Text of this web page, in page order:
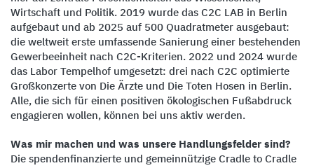
Wirtschaft und Politik. 2019 wurde das C2C LAB in Berlin
aufgebaut und ab 2025 auf 500 Quadratmeter ausgebaut:
die weltweit erste umfassende Sanierung einer bestehenden
Gewerbeeinheit nach C2C-Kriterien. 2022 und 2024 wurde
das Labor Tempelhof umgesetzt: drei nach C2C optimierte
Großkonzerte von Die Ärzte und Die Toten Hosen in Berlin.
Alle, die sich für einen positiven ökologischen Fußabdruck
engagieren wollen, können bei uns aktiv werden.
Was mir machen und was unsere Handlungsfelder sind?
Die spendenfinanzierte und gemeinnützige Cradle to Cradle